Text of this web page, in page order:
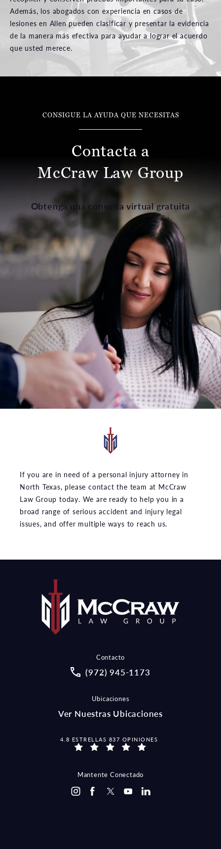
Además, los abogados con experiencia en casos de
lesiones en Allen pueden clasificar y presentar la evidencia
de la manera más efectiva para ayudar a lograr el acuerdo
que usted merece.
CONSIGUE LA AYUDA QUE NECESITAS
Contacta a
McCraw Law Group
Obtenga una consulta virtual gratuita
If you are in need of a personal injury attorney in
North Texas, please contact the team at McCraw
Law Group today. We are ready to help you in a
broad range of serious accident and injury legal
issues, and offer multiple ways to reach us.
Contacto
Call McCraw Law Group on the
(972) 945-1173
Ubicaciones
Ver Nuestras Ubicaciones
MCCRAW LAW GROUP OPINIONES:
4.8 ESTRELLAS 837 OPINIONES
Mantente Conectado